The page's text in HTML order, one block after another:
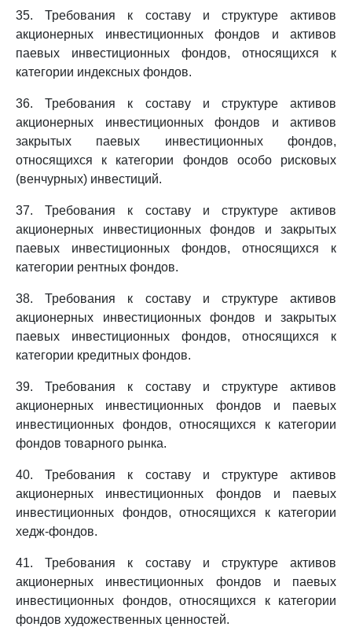
35. Требования к составу и структуре активов
акционерных инвестиционных фондов и активов
паевых инвестиционных фондов, относящихся к
категории индексных фондов.
36. Требования к составу и структуре активов
акционерных инвестиционных фондов и активов
закрытых паевых инвестиционных фондов,
относящихся к категории фондов особо рисковых
(венчурных) инвестиций.
37. Требования к составу и структуре активов
акционерных инвестиционных фондов и закрытых
паевых инвестиционных фондов, относящихся к
категории рентных фондов.
38. Требования к составу и структуре активов
акционерных инвестиционных фондов и закрытых
паевых инвестиционных фондов, относящихся к
категории кредитных фондов.
39. Требования к составу и структуре активов
акционерных инвестиционных фондов и паевых
инвестиционных фондов, относящихся к категории
фондов товарного рынка.
40. Требования к составу и структуре активов
акционерных инвестиционных фондов и паевых
инвестиционных фондов, относящихся к категории
хедж-фондов.
41. Требования к составу и структуре активов
акционерных инвестиционных фондов и паевых
инвестиционных фондов, относящихся к категории
фондов художественных ценностей.